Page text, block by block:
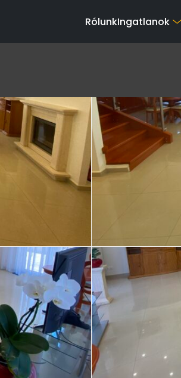
RólunkIngatlanok